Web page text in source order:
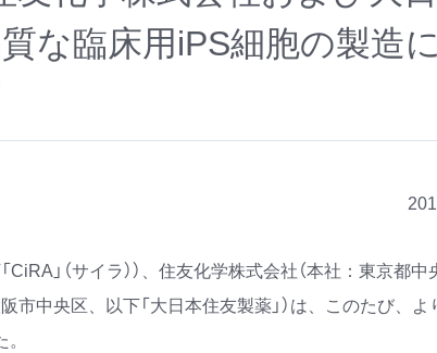
な臨床用iPS細胞の製造
」（サイラ））、住友化学株式会社（本社：東京都
市中央区、以下「大日本住友製薬」）は、このたび、